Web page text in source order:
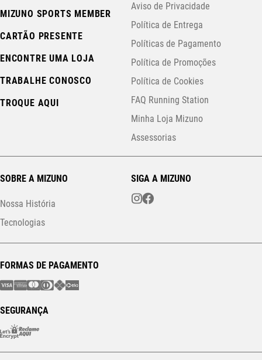
MIZUNO SPORTS MEMBER
CARTÃO PRESENTE
ENCONTRE UMA LOJA
TRABALHE CONOSCO
TROQUE AQUI
Aviso de Privacidade
Política de Entrega
Políticas de Pagamento
Política de Promoções
Política de Cookies
FAQ Running Station
Minha Loja Mizuno
Assessorias
SOBRE A MIZUNO
Nossa História
Tecnologias
SIGA A MIZUNO
FORMAS DE PAGAMENTO
SEGURANÇA